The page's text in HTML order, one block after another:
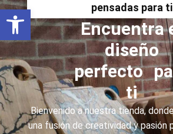
pensadas para ti
Encuentra
diseño
perfecto
ti
Bienvenido a nuestra tienda,
una fusión de creatividad y pasión
Abrir barra de herramientas